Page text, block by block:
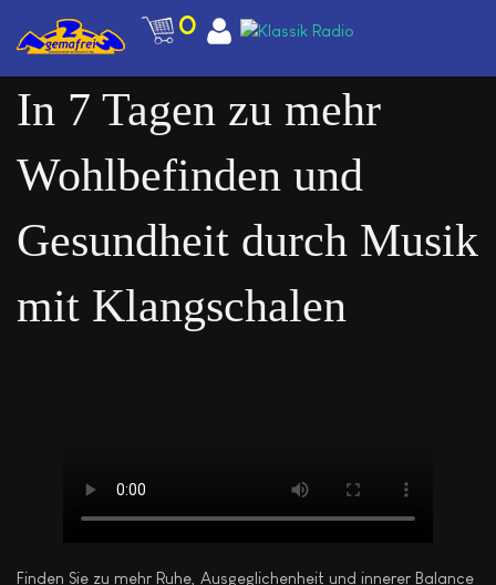
0
In 7 Tagen zu mehr
Wohlbefinden und
Gesundheit durch Musik
mit Klangschalen
Finden Sie zu mehr Ruhe, Ausgeglichenheit und innerer Balance